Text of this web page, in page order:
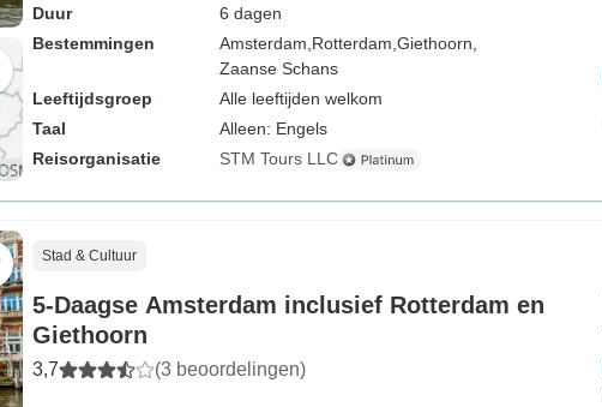
Duur
6 dagen
Bestemmingen
Amsterdam, Rotterdam, Giethoorn,
Zaanse Schans
Leeftijdsgroep
Alle leeftijden welkom
Taal
Alleen: Engels
Reisorganisatie
STM Tours LLC
Stad & Cultuur
5-Daagse Amsterdam inclusief Rotterdam en
Giethoorn
3,7 (3 beoordelingen)